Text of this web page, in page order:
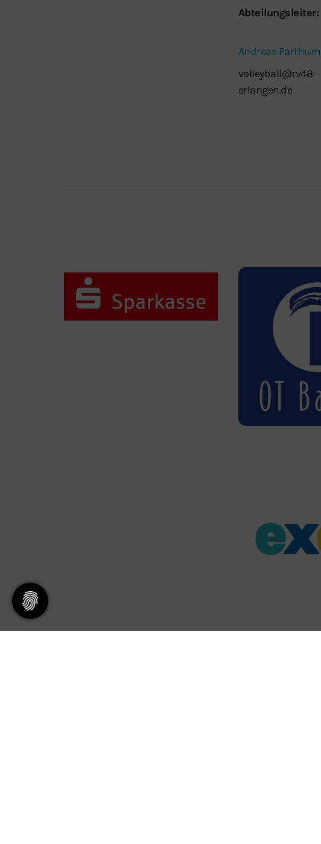
Abteilungsleiter:
Andreas Parthum
volleyball@tv48-
erlangen.de